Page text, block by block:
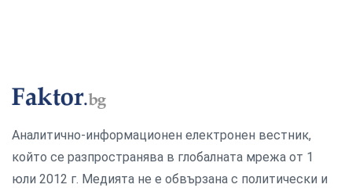
Аналитично-информационен електронен вестник,
който се разпространява в глобалната мрежа от 1
юли 2012 г. Медията не е обвързана с политически и